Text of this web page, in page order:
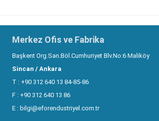
gerçekleştiriyor.
“Müşteri Memnuniyet
Başkent OSB deki fabrika
Kazan daki yeni fabrikamız ise
tamamlanacak.
Merkez Ofis ve Fabrika
Başkent Org.San.Böl.Cumhuriyet Blv.No:6 Maliköy
Sincan / Ankara
T : +90 312 640 13 84-85-86
F : +90 312 640 13 86
E : bilgi@eforendustriyel.com.tr